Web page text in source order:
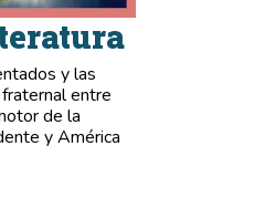
y las
entre
de la
y América